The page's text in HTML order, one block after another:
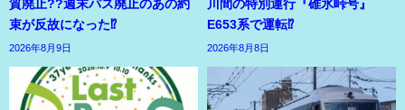
質廃止??週末パス廃止のあの約
束が反故になった⁉
2026年8月9日
川間の特別運行『碓氷峠号』
E653系で運転⁉
2026年8月8日